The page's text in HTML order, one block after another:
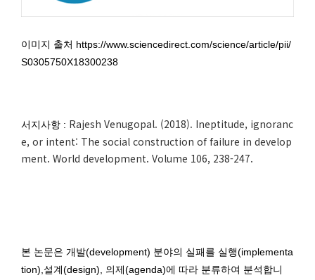
이미지 출처 https://www.sciencedirect.com/science/article/pii/
S0305750X18300238
서지사항 : Rajesh Venugopal. (2018). Ineptitude, ignoranc
e, or intent: The social construction of failure in develop
ment. World development. Volume 106, 238-247.
본 논문은 개발(development) 분야의 실패를 실행(implementa
tion),설계(design), 의제(agenda)에 따라 분류하여 분석합니